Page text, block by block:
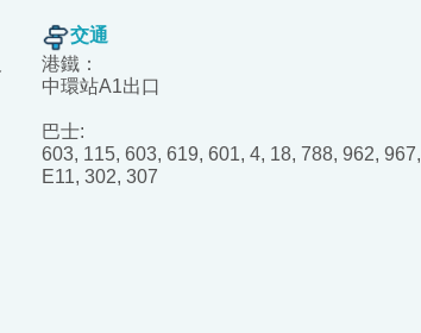
交通
港鐵：
中環站A1出口
巴士:
603, 115, 603, 619, 601, 4, 18, 788, 962, 967,
E11, 302, 307